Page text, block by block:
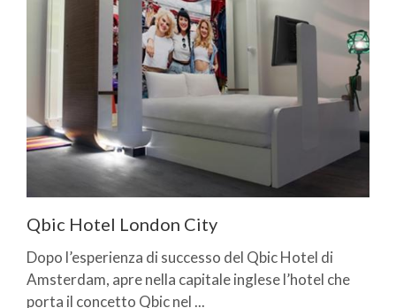
Qbic Hotel London City
Dopo l’esperienza di successo del Qbic Hotel di
Amsterdam, apre nella capitale inglese l’hotel che
porta il concetto Qbic nel ...